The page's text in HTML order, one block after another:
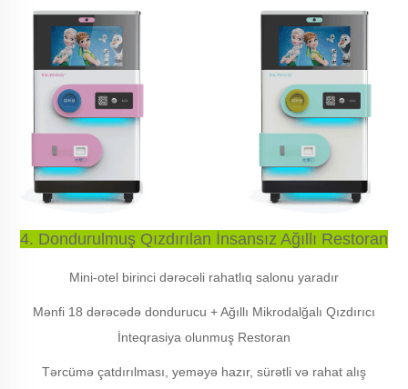
4. Dondurulmuş Qızdırılan İnsansız Ağıllı Restoran
Mini-otel birinci dərəcəli rahatlıq salonu yaradır
Mənfi 18 dərəcədə dondurucu + Ağıllı Mikrodalğalı Qızdırıcı
İnteqrasiya olunmuş Restoran
Tərcümə çatdırılması, yeməyə hazır, sürətli və rahat alış